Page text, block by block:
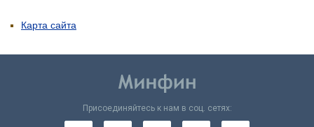
Карта сайта
Присоединяйтесь к нам в соц. сетях: